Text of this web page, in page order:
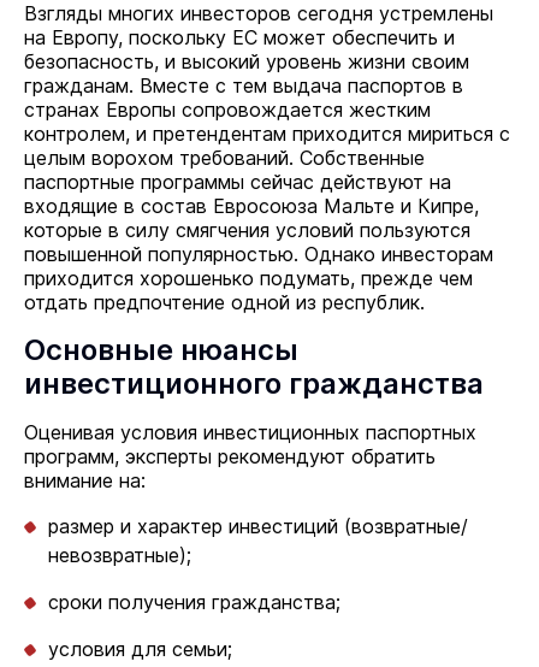
Взгляды многих инвесторов сегодня устремлены
на Европу, поскольку ЕС может обеспечить и
безопасность, и высокий уровень жизни своим
гражданам. Вместе с тем выдача паспортов в
странах Европы сопровождается жестким
контролем, и претендентам приходится мириться с
целым ворохом требований. Собственные
паспортные программы сейчас действуют на
входящие в состав Евросоюза Мальте и Кипре,
которые в силу смягчения условий пользуются
повышенной популярностью. Однако инвесторам
приходится хорошенько подумать, прежде чем
отдать предпочтение одной из республик.
Основные нюансы
инвестиционного гражданства
Оценивая условия инвестиционных паспортных
программ, эксперты рекомендуют обратить
внимание на:
размер и характер инвестиций (возвратные/
невозвратные);
сроки получения гражданства;
условия для семьи;